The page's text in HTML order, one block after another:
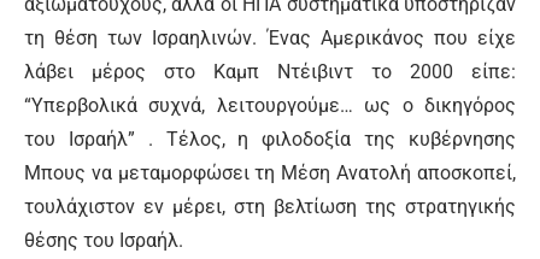
τη θέση των Ισραηλινών. Ένας Αμερικάνος που είχε
λάβει μέρος στο Καμπ Ντέιβιντ το 2000 είπε:
“Υπερβολικά συχνά, λειτουργούμε… ως ο δικηγόρος
του Ισραήλ” . Τέλος, η φιλοδοξία της κυβέρνησης
Μπους να μεταμορφώσει τη Μέση Ανατολή αποσκοπεί,
τουλάχιστον εν μέρει, στη βελτίωση της στρατηγικής
θέσης του Ισραήλ.